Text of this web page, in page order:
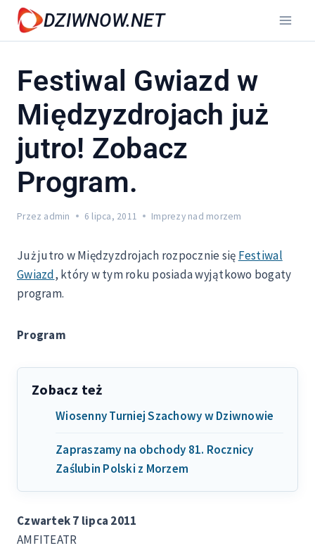
Przejdź
treści
DZIWNOW.NET
Festiwal Gwiazd w
Międzyzdrojach już
jutro! Zobacz
Program.
Przez admin 6 lipca, 2011 Imprezy nad morzem
Już jutro w Międzyzdrojach rozpocznie się Festiwal
Gwiazd, który w tym roku posiada wyjątkowo bogaty
program.
Program
Zobacz też
Wiosenny Turniej Szachowy w Dziwnowie
Zapraszamy na obchody 81. Rocznicy
Zaślubin Polski z Morzem
Czwartek7 lipca 2011
AMFITEATR